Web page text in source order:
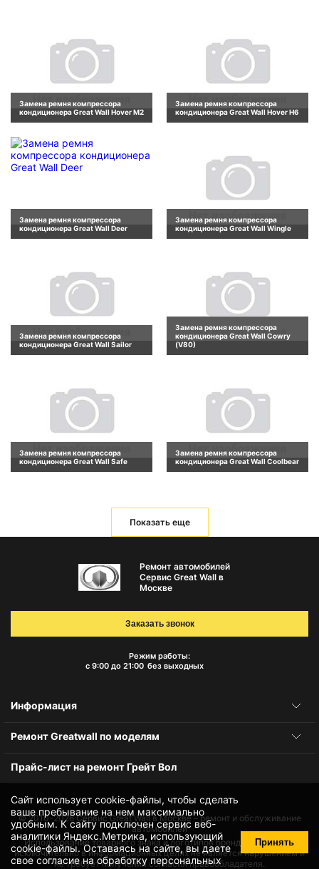
Замена ремня компрессора
кондиционера Great Wall Hover M2
Замена ремня компрессора
кондиционера Great Wall Hover H6
Замена ремня компрессора
кондиционера Great Wall Deer
Замена ремня компрессора
кондиционера Great Wall Wingle
Замена ремня компрессора
кондиционера Great Wall Sailor
Замена ремня компрессора
кондиционера Great Wall Cowry
(V80)
Замена ремня компрессора
кондиционера Great Wall Safe
Замена ремня компрессора
кондиционера Great Wall Coolbear
Показать еще
Сайт использует cookie-файлы, чтобы сделать
ваше пребывание на нем максимально
удобным. К cайту подключен сервис веб-
аналитики Яндекс.Метрика, использующий
cookie-файлы. Оставаясь на сайте, вы даете
своесогласие на обработку персональных
Принять
Ремонт автомобилей
Сервис Great Wall в
Москве
Режим работы:
с 9:00 до 21:00 без выходных
Заказать звонок
Информация
Ремонт Greatwall по моделям
Прайс-лист на ремонт Грейт Вол
© 2010-2026Сервис Great Wall в Москве – ремонт и обслуживание
автомобилей
Использование товарного знака и логотипов бренда происходит
исключительно в информационных целях не является нарушением и
не требует получения согласия правообладателя.